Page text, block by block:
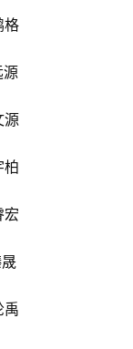
格
源
源
柏
宏
禹